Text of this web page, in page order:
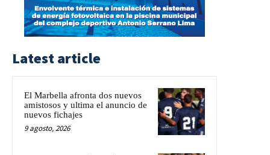
Latest article
El Marbella afronta dos nuevos
amistosos y ultima el anuncio de
nuevos fichajes
9 agosto, 2026